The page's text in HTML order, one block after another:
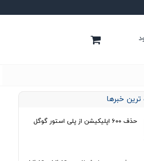
ترین خبرها
حذف ۶۰۰ اپلیکیشن از پلی استور گوگل